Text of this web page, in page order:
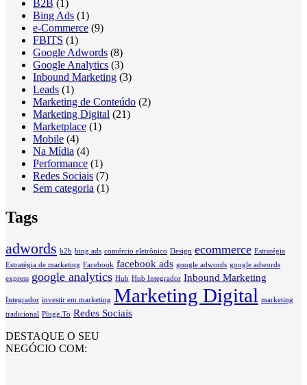
B2B (1)
Bing Ads (1)
e-Commerce (9)
FBITS (1)
Google Adwords (8)
Google Analytics (3)
Inbound Marketing (3)
Leads (1)
Marketing de Conteúdo (2)
Marketing Digital (21)
Marketplace (1)
Mobile (4)
Na Mídia (4)
Performance (1)
Redes Sociais (7)
Sem categoria (1)
Tags
adwords b2b bing ads comércio eletrônico Design ecommerce Estratégia
Estratégia de marketing Facebook facebook ads google adwords google adwords
express google analytics Hub Hub Integrador Inbound Marketing
Integrador investir em marketing Marketing Digital marketing
tradicional Plugg.To Redes Sociais
DESTAQUE O SEU
NEGÓCIO COM: